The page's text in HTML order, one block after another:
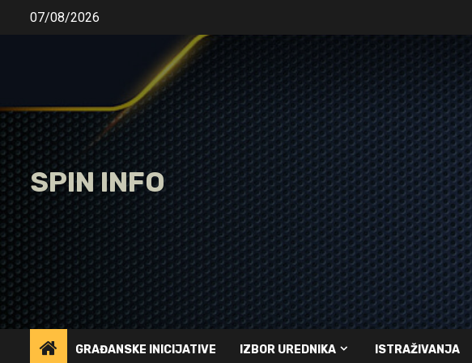
07/08/2026
SPIN INFO
GRAĐANSKE INICIJATIVE IZBOR UREDNIKA ISTRAŽIVANJA